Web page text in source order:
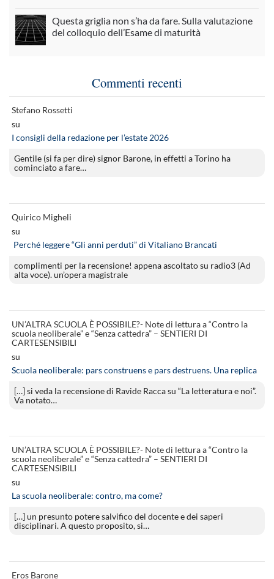
Questa griglia non s’ha da fare. Sulla valutazione
del colloquio dell’Esame di maturità
Commenti recenti
Stefano Rossetti
su
I consigli della redazione per l’estate 2026
Gentile (si fa per dire) signor Barone, in effetti a Torino ha
cominciato a fare…
Quirico Migheli
su
Perché leggere “Gli anni perduti” di Vitaliano Brancati
complimenti per la recensione! appena ascoltato su radio3 (Ad
alta voce). un’opera magistrale
UN’ALTRA SCUOLA È POSSIBILE?- Note di lettura a “Contro la
scuola neoliberale” e “Senza cattedra” – SENTIERI DI
CARTESENSIBILI
su
Scuola neoliberale: pars construens e pars destruens. Una replica
[…] si veda la recensione di Ravide Racca su “La letteratura e noi”.
Va notato…
UN’ALTRA SCUOLA È POSSIBILE?- Note di lettura a “Contro la
scuola neoliberale” e “Senza cattedra” – SENTIERI DI
CARTESENSIBILI
su
La scuola neoliberale: contro, ma come?
[…] un presunto potere salvifico del docente e dei saperi
disciplinari. A questo proposito, si…
Eros Barone